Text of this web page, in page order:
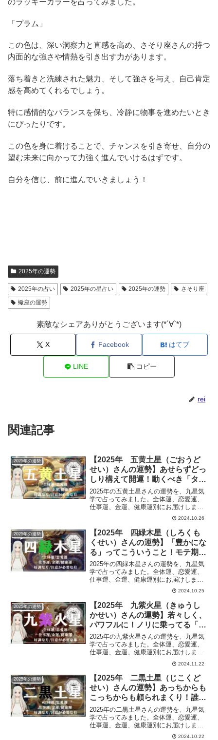
「プラム」
この色は、深い洞察力と直感を高め、さそり座さんの持つ
内面的な強さや情熱を引き出す力があります。
落ち着きと洗練された魅力、そして強さを与え、自己肯定
感を高めてくれるでしょう。
特に感情的なバランスを保ち、冷静に物事を進めたいとき
にぴったりです。
この色を身に着けることで、チャンスを引き寄せ、自分の
望む未来に向かって力強く進んでいけるはずです。
自分を信じ、前に進んでいきましょう！
2025年の運勢
2025年の占い 2025年の星占い 2025年の運勢
さそり座
蠍座の運勢
素敵なシェアありがとうございます(*´∀`*)
X Facebook はてブ
LINE コピー
rei
関連記事
2025年の運勢
【2025年 五黄土星（ごおうど
せい）さんの運勢】あせらずどっ
しり構えて開運！動くべき「タイ
ミング」を見極めて
2025年の五黄土星さんの運勢を、九星気
学で占ってみました。全体運、恋愛運、
仕事運、金運、健康運別にお届けしま
す。五黄土星のあなたの2025年の運勢
2024.10.26
2025年の運勢
【2025年 四緑木星（しろくも
くせい）さんの運勢】「豊かにな
る」ってこういうこと！モテ期到
来でウキウキ♪の一年
2025年の四緑木星さんの運勢を、九星気
学で占ってみました。全体運、恋愛運、
仕事運、金運、健康運別にお届けしま
す。四緑木星のあなたの2025年の運勢
2024.10.25
2025年の運勢
【2025年 九紫火星（きゅうし
かせい）さんの運勢】若々しく、
パワフルに！ノリに乗ってる「飛
躍」の一年
2025年の九紫火星さんの運勢を、九星気
学で占ってみました。全体運、恋愛運、
仕事運、金運、健康運別にお届けしま
す。九紫火星のあなたの2025年の運勢
2024.11.22
2025年の運勢
【2025年 二黒土星（じこくど
せい）さんの運勢】あっちからも
こっちからも頼られまくり！誰に
対しても「誠心誠意」を心がけて
2025年の二黒土星さんの運勢を、九星気
学で占ってみました。全体運、恋愛運、
仕事運、金運、健康運別にお届けしま
す。二黒土星のあなたの2025年の運勢
2024.10.22